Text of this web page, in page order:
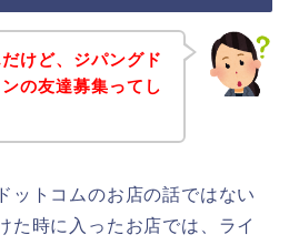
けど、ジパングド
の友達募集ってし
ットコムのお店の話ではない
た時に入ったお店では、ライ